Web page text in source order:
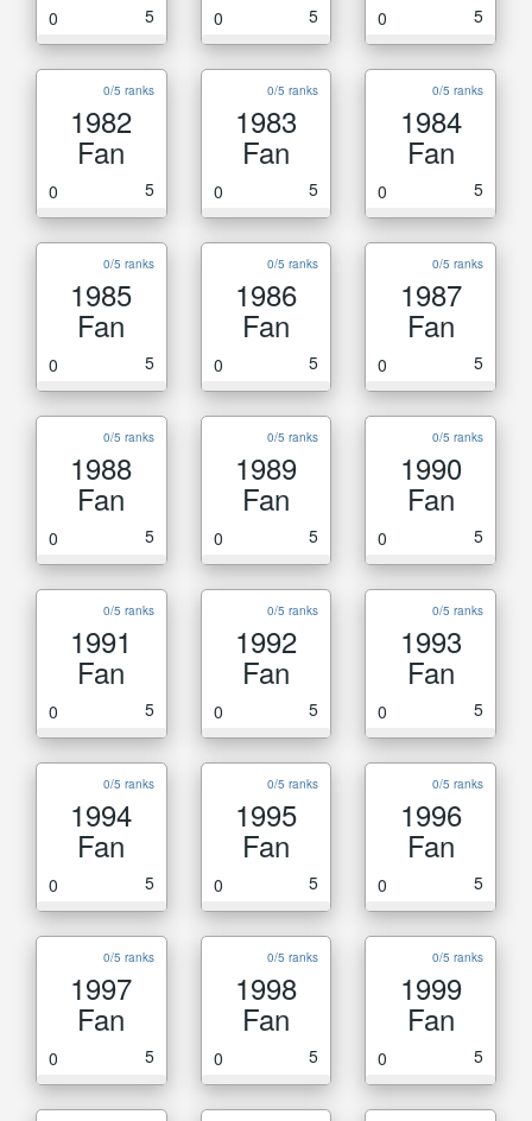
0 5 0 5 0 5
0/5 ranks
1982
Fan
0 5
0/5 ranks
1983
Fan
0 5
0/5 ranks
1984
Fan
0 5
0/5 ranks
1985
Fan
0 5
0/5 ranks
1986
Fan
0 5
0/5 ranks
1987
Fan
0 5
0/5 ranks
1988
Fan
0 5
0/5 ranks
1989
Fan
0 5
0/5 ranks
1990
Fan
0 5
0/5 ranks
1991
Fan
0 5
0/5 ranks
1992
Fan
0 5
0/5 ranks
1993
Fan
0 5
0/5 ranks
1994
Fan
0 5
0/5 ranks
1995
Fan
0 5
0/5 ranks
1996
Fan
0 5
0/5 ranks
1997
Fan
0 5
0/5 ranks
1998
Fan
0 5
0/5 ranks
1999
Fan
0 5